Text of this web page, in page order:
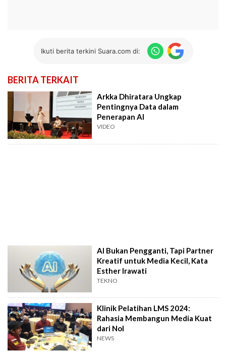
Ikuti berita terkini Suara.com di:
BERITA TERKAIT
Arkka Dhiratara Ungkap
Pentingnya Data dalam
Penerapan AI
VIDEO
AI Bukan Pengganti, Tapi Partner
Kreatif untuk Media Kecil, Kata
Esther Irawati
TEKNO
Klinik Pelatihan LMS 2024:
Rahasia Membangun Media Kuat
dari Nol
NEWS